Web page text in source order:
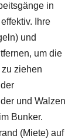
in
Ihre
und
um die
ziehen
und Walzen
Bunker.
(Miete) auf